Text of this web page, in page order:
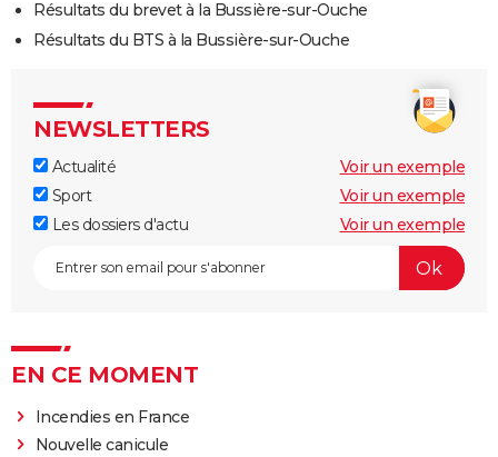
Résultats du brevet à la Bussière-sur-Ouche
Résultats du BTS à la Bussière-sur-Ouche
NEWSLETTERS
Actualité
Voir un exemple
Sport
Voir un exemple
Les dossiers d'actu
Voir un exemple
EN CE MOMENT
Incendies en France
Nouvelle canicule